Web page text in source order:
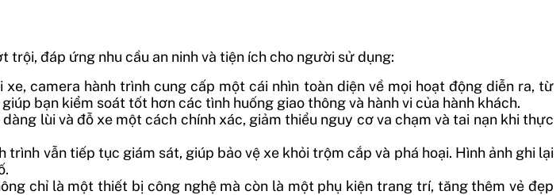
đáp ứng nhu cầu an ninh và tiện ích cho người sử dụng:
xe, camera hành trình cung cấp một cái nhìn toàn diện về mọi hoạt động diễn ra, từ
bạn kiểm soát tốt hơn các tình huống giao thông và hành vi của hành khách.
lùi và đỗ xe một cách chính xác, giảm thiểu nguy cơ va chạm và tai nạn khi thực
trình vẫn tiếp tục giám sát, giúp bảo vệ xe khỏi trộm cắp và phá hoại. Hình ảnh ghi lại
chỉ là một thiết bị công nghệ mà còn là một phụ kiện trang trí, tăng thêm vẻ đẹp